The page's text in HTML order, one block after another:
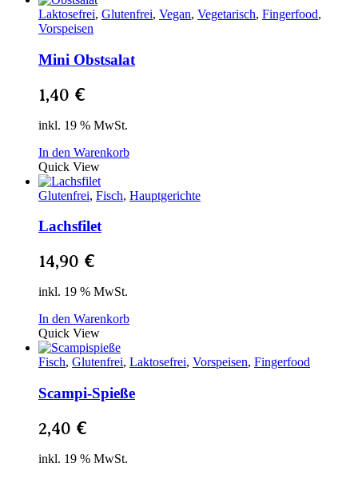
Laktosefrei, Glutenfrei, Vegan, Vegetarisch, Fingerfood,
Vorspeisen
Mini Obstsalat
1,40 €
inkl. 19 % MwSt.
In den Warenkorb
Quick View
Glutenfrei, Fisch, Hauptgerichte
Lachsfilet
14,90 €
inkl. 19 % MwSt.
In den Warenkorb
Quick View
Fisch, Glutenfrei, Laktosefrei, Vorspeisen, Fingerfood
Scampi-Spieße
2,40 €
inkl. 19 % MwSt.